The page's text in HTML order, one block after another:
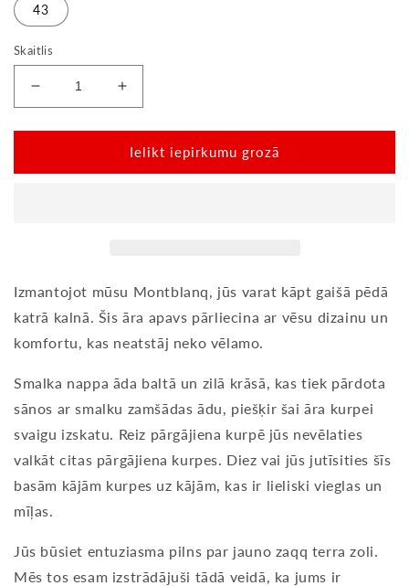
43
Skaitlis
Samazināt
summu
par
zili
Palielināt
summu
par
Montblanq
zili
Ielikt iepirkumu grozā
Izmantojot mūsu Montblanq, jūs varat kāpt gaišā pēdā
katrā kalnā. Šis āra apavs pārliecina ar vēsu dizainu un
komfortu, kas neatstāj neko vēlamo.
Smalka nappa āda baltā un zilā krāsā, kas tiek pārdota
sānos ar smalku zamšādas ādu, piešķir šai āra kurpei
svaigu izskatu. Reiz pārgājiena kurpē jūs nevēlaties
valkāt citas pārgājiena kurpes. Diez vai jūs jutīsities šīs
basām kājām kurpes uz kājām, kas ir lieliski vieglas un
mīļas.
Jūs būsiet entuziasma pilns par jauno zaqq terra zoli.
Mēs tos esam izstrādājuši tādā veidā, ka jums ir